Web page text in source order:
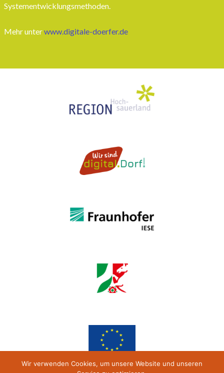
Systementwicklungsmethoden.
Mehr unterwww.digitale-doerfer.de
Wir verwenden Cookies, um unsere Website und unseren